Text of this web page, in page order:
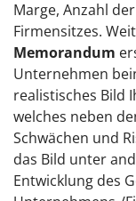
Marge, Anzahl
Firmensitzes.
Memorandum
Unternehmen
realistisches Bild
welches neben
Schwächen und
das Bild unter
Entwicklung des